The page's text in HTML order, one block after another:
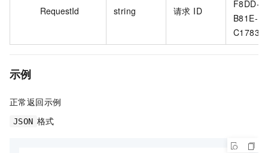
RequestId string 请求 ID
F8DD-
B81E-
示例
正常返回示例
JSON 格式